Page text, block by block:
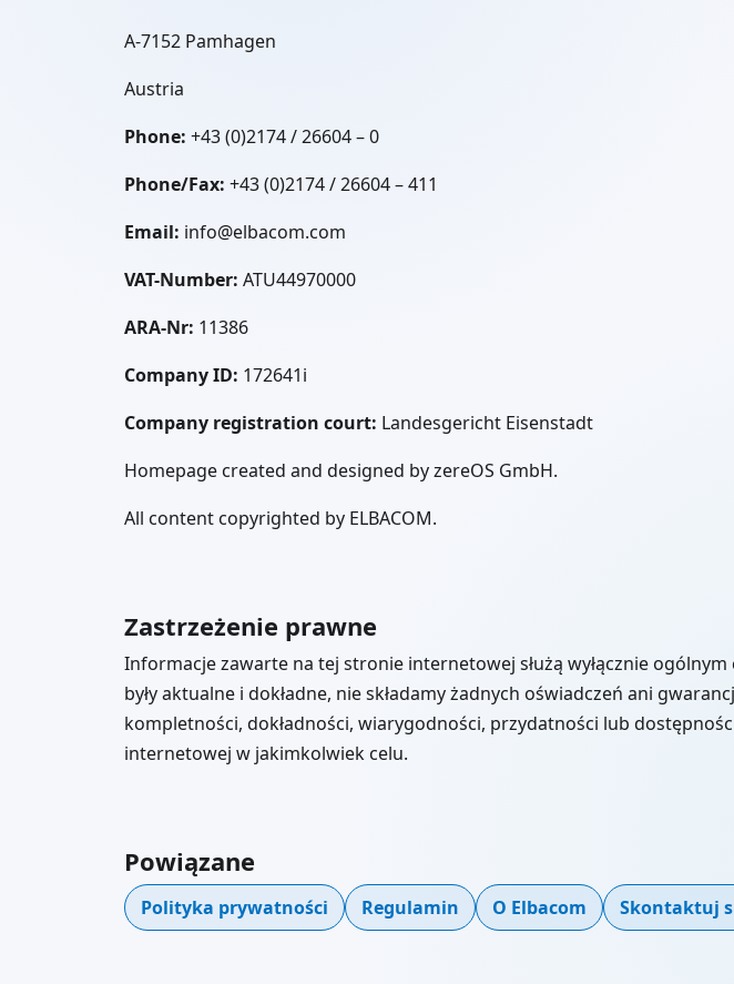
A-7152 Pamhagen
Austria
Phone: +43 (0)2174 / 26604 – 0
Phone/Fax: +43 (0)2174 / 26604 – 411
Email: info@elbacom.com
VAT-Number: ATU44970000
ARA-Nr: 11386
Company ID: 172641i
Company registration court: Landesgericht Eisenstadt
Homepage created and designed by zereOS GmbH.
All content copyrighted by ELBACOM.
Zastrzeżenie prawne
Informacje zawarte na tej stronie internetowej służą wyłącznie
były aktualne i dokładne, nie składamy żadnych oświadczeń ani
kompletności, dokładności, wiarygodności, przydatności lub
internetowej w jakimkolwiek celu.
Powiązane
Polityka prywatności Regulamin O Elbacom Skontaktuj